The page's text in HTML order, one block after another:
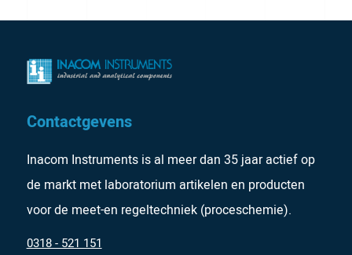
Contactgevens
Inacom Instruments is al meer dan 35 jaar actief op
de markt met laboratorium artikelen en producten
voor de meet-en regeltechniek (proceschemie).
0318 - 521 151